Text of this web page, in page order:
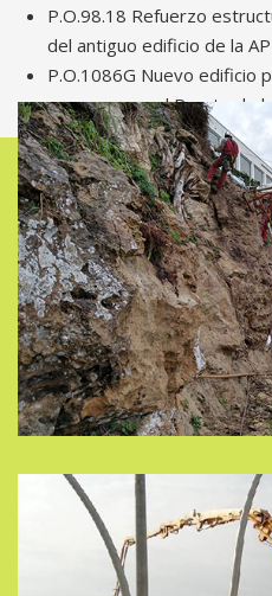
P.O.98.18 Refuerzo
del antiguo edificio de la
P.O.1086G Nuevo edificio
pesquera en el Puerto de